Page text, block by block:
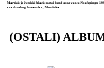
Marduk je švedski black metal bend osnovan u Norčepingu
vavilonskog božanstva, Marduka....
(OSTALI)